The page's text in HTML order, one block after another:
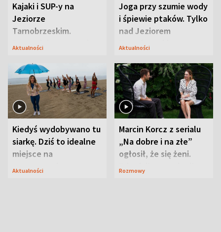
Kajaki i SUP-y na
Jeziorze
Tarnobrzeskim.
Przyrodnicy zwracają
Aktualności
Joga przy szumie wody
i śpiewie ptaków. Tylko
nad Jeziorem
Tarnobrzeskim
Aktualności
Kiedyś wydobywano tu
siarkę. Dziś to idealne
miejsce na
wypoczynek
Aktualności
Marcin Korcz z serialu
„Na dobre i na złe”
ogłosił, że się żeni.
Zdradził, co zmienił
Rozmowy